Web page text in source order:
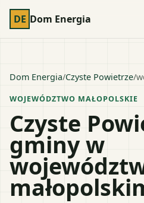
DE Dom Energia
Dom Energia/Czyste Powietrze/
WOJEWÓDZTWO MAŁOPOLSKIE
Czyste
gminy w